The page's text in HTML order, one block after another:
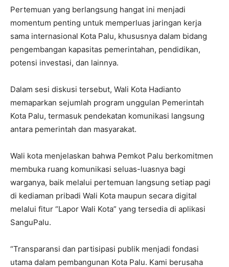
Pertemuan yang berlangsung hangat ini menjadi
momentum penting untuk memperluas jaringan kerja
sama internasional Kota Palu, khususnya dalam bidang
pengembangan kapasitas pemerintahan, pendidikan,
potensi investasi, dan lainnya.
Dalam sesi diskusi tersebut, Wali Kota Hadianto
memaparkan sejumlah program unggulan Pemerintah
Kota Palu, termasuk pendekatan komunikasi langsung
antara pemerintah dan masyarakat.
Wali kota menjelaskan bahwa Pemkot Palu berkomitmen
membuka ruang komunikasi seluas-luasnya bagi
warganya, baik melalui pertemuan langsung setiap pagi
di kediaman pribadi Wali Kota maupun secara digital
melalui fitur “Lapor Wali Kota” yang tersedia di aplikasi
SanguPalu.
“Transparansi dan partisipasi publik menjadi fondasi
utama dalam pembangunan Kota Palu. Kami berusaha